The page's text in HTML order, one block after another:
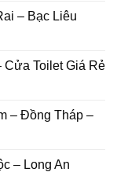
– Bạc Liêu
Toilet Giá Rẻ
– Đồng Tháp –
– Long An